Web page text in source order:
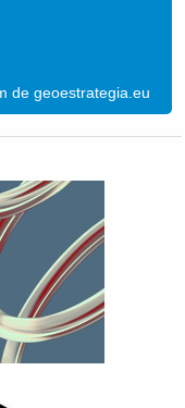
de geoestrategia.eu